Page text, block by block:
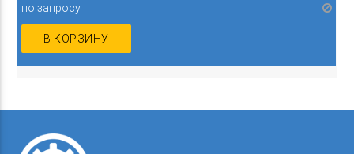
по запросу
В КОРЗИНУ